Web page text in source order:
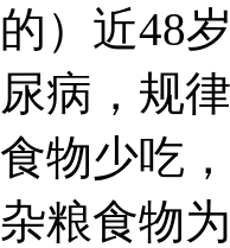
的）近48
尿病，规
食物少吃
杂粮食物